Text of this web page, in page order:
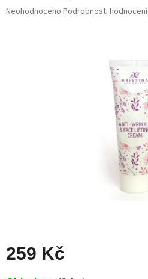
Průměrné
Neohodnoceno Podrobnosti hodnocení
259 Kč